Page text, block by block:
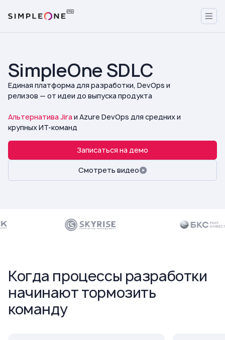
SimpleOne SDLC
Единая платформа для разработки, DevOps и
релизов — от идеи до выпуска продукта
Альтернатива Jira и Azure DevOps для средних и
крупных ИТ-команд
Записаться на демо
Смотреть видео
Когда процессы разработки
начинают тормозить
команду